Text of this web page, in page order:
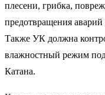
плесени, грибка,
предотвращения
Также УК должна
влажностный режим
Катана.